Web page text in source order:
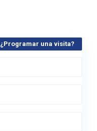
¿Programar una visita?